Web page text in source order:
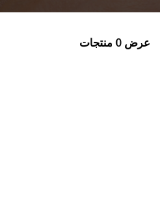
عرض 0 منتجات